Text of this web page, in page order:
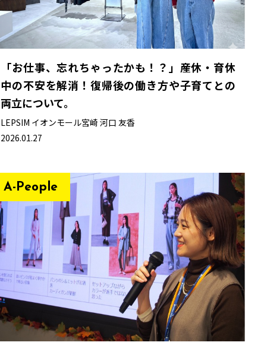
「お仕事、忘れちゃったかも！？」産休・育休
中の不安を解消！復帰後の働き方や子育てとの
両立について。
LEPSIM イオンモール宮崎 河口 友香
2026.01.27
A-People